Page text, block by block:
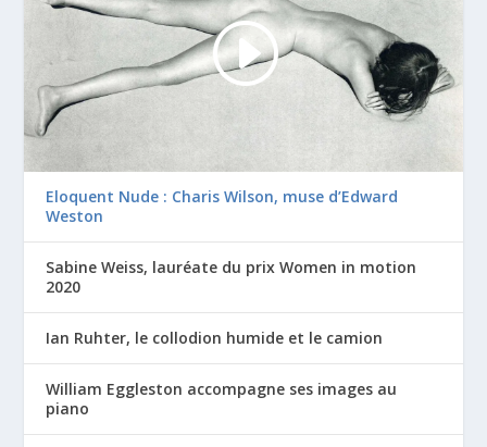
Eloquent Nude : Charis Wilson, muse d’Edward
Weston
Sabine Weiss, lauréate du prix Women in motion
2020
Ian Ruhter, le collodion humide et le camion
William Eggleston accompagne ses images au
piano